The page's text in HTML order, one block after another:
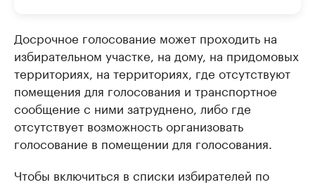
Досрочное голосование может проходить на
избирательном участке, на дому, на придомовых
территориях, на территориях, где отсутствуют
помещения для голосования и транспортное
сообщение с ними затруднено, либо где
отсутствует возможность организовать
голосование в помещении для голосования.
Чтобы включиться в списки избирателей по